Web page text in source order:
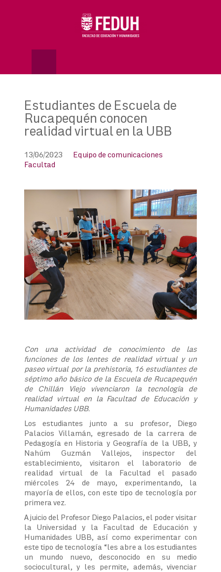
Estudiantes de Escuela de
Rucapequén conocen
realidad virtual en la UBB
13/06/2023
Equipo de comunicaciones
Facultad
Con una actividad de conocimiento de las
funciones de los lentes de realidad virtual y un
paseo virtual por la prehistoria, 16 estudiantes de
séptimo año básico de la Escuela de Rucapequén
de Chillán Viejo vivenciaron la tecnología de
realidad virtual en la Facultad de Educación y
Humanidades UBB.
Los estudiantes junto a su profesor, Diego
Palacios Villamán, egresado de la carrera de
Pedagogía en Historia y Geografía de la UBB, y
Nahúm Guzmán Vallejos, inspector del
establecimiento, visitaron el laboratorio de
realidad virtual de la Facultad el pasado
miércoles 24 de mayo, experimentando, la
mayoría de ellos, con este tipo de tecnología por
primera vez.
A juicio del Profesor Diego Palacios, el poder visitar
la Universidad y la Facultad de Educación y
Humanidades UBB, así como experimentar con
este tipo de tecnología “les abre a los estudiantes
un mundo nuevo, desconocido en su medio
sociocultural, y les permite, además, vivenciar